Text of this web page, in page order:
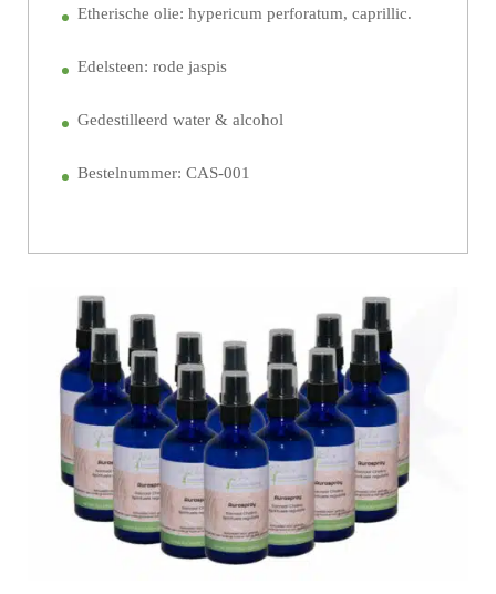
Etherische olie: hypericum perforatum, caprillic.
Edelsteen: rode jaspis
Gedestilleerd water & alcohol
Bestelnummer: CAS-001